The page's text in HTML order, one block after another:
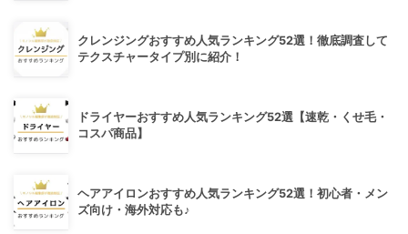
クレンジングおすすめ人気ランキング52選！徹底調査して
テクスチャータイプ別に紹介！
ドライヤーおすすめ人気ランキング52選【速乾・くせ毛・
コスパ商品】
ヘアアイロンおすすめ人気ランキング52選！初心者・メン
ズ向け・海外対応も♪